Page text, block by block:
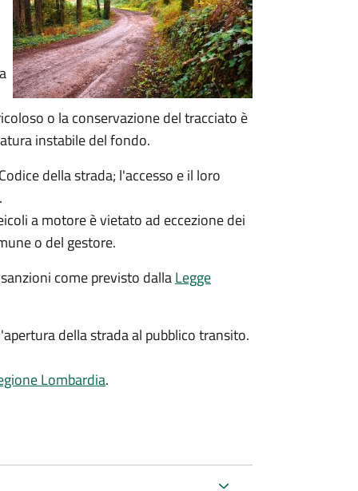
o la conservazione del tracciato è
instabile del fondo.
della strada; l'accesso e il loro
a motore è vietato ad eccezione dei
o del gestore.
come previsto dallaLegge
della strada al pubblico transito.
Lombardia.